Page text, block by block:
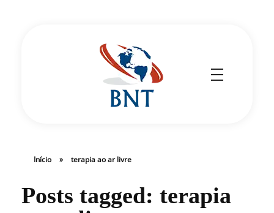
Início » terapia ao ar livre
Posts tagged: terapia